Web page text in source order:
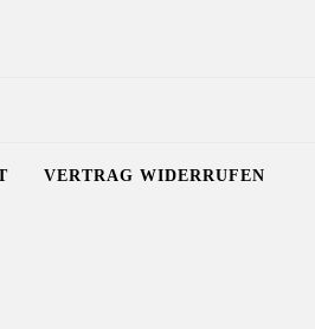
VERTRAG WIDERRUFEN